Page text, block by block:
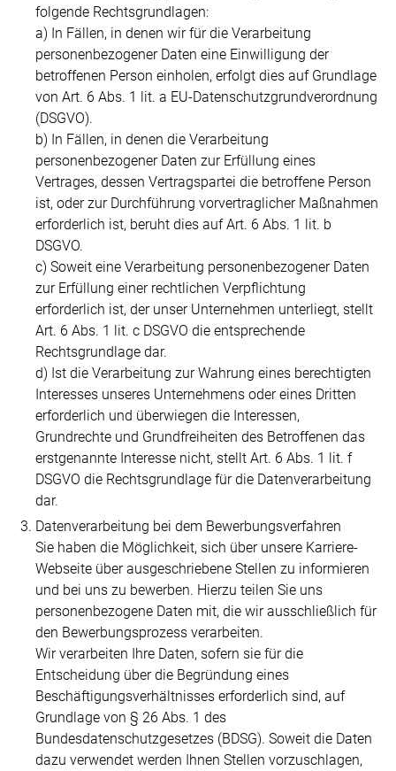
folgende Rechtsgrundlagen:
a) In Fällen, in denen wir für die Verarbeitung
personenbezogener Daten eine Einwilligung der
betroffenen Person einholen, erfolgt dies auf Grundlage
von Art. 6 Abs. 1 lit. a EU-Datenschutzgrundverordnung
(DSGVO).
b) In Fällen, in denen die Verarbeitung
personenbezogener Daten zur Erfüllung eines
Vertrages, dessen Vertragspartei die betroffene Person
ist, oder zur Durchführung vorvertraglicher Maßnahmen
erforderlich ist, beruht dies auf Art. 6 Abs. 1 lit. b
DSGVO.
c) Soweit eine Verarbeitung personenbezogener Daten
zur Erfüllung einer rechtlichen Verpflichtung
erforderlich ist, der unser Unternehmen unterliegt, stellt
Art. 6 Abs. 1 lit. c DSGVO die entsprechende
Rechtsgrundlage dar.
d) Ist die Verarbeitung zur Wahrung eines berechtigten
Interesses unseres Unternehmens oder eines Dritten
erforderlich und überwiegen die Interessen,
Grundrechte und Grundfreiheiten des Betroffenen das
erstgenannte Interesse nicht, stellt Art. 6 Abs. 1 lit. f
DSGVO die Rechtsgrundlage für die Datenverarbeitung
dar.
Datenverarbeitung bei dem Bewerbungsverfahren
Sie haben die Möglichkeit, sich über unsere Karriere-
Webseite über ausgeschriebene Stellen zu informieren
und bei uns zu bewerben. Hierzu teilen Sie uns
personenbezogene Daten mit, die wir ausschließlich für
den Bewerbungsprozess verarbeiten.
Wir verarbeiten Ihre Daten, sofern sie für die
Entscheidung über die Begründung eines
Beschäftigungsverhältnisses erforderlich sind, auf
Grundlage von § 26 Abs. 1 des
Bundesdatenschutzgesetzes (BDSG). Soweit die Daten
dazu verwendet werden Ihnen Stellen vorzuschlagen,